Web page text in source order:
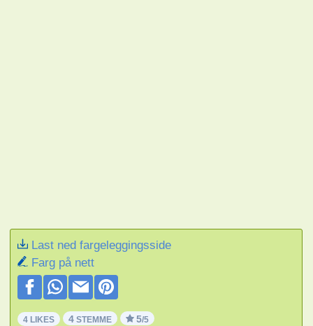
Last ned fargeleggingsside
Farg på nett
4 LIKES 4 STEMME 5/5